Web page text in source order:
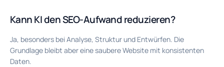
Kann KI den SEO-Aufwand reduzieren?
Ja, besonders bei Analyse, Struktur und Entwürfen. Die
Grundlage bleibt aber eine saubere Website mit konsistenten
Daten.